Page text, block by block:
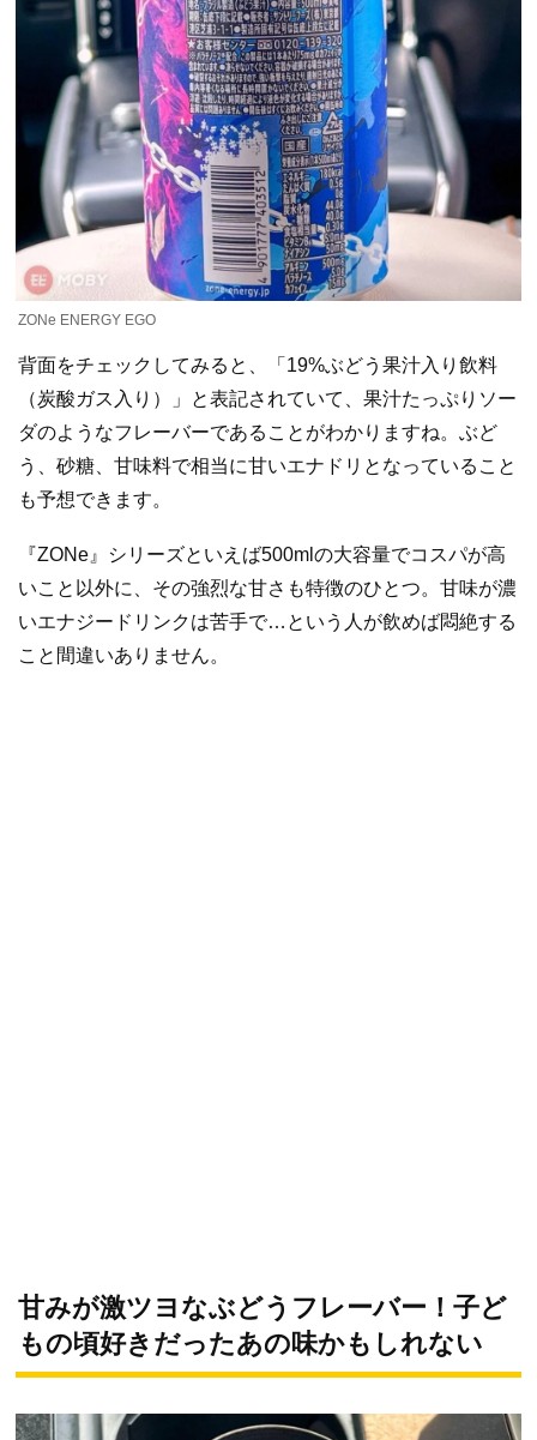
ZONe ENERGY EGO
背面をチェックしてみると、「19%ぶどう果汁入り飲料
（炭酸ガス入り）」と表記されていて、果汁たっぷりソー
ダのようなフレーバーであることがわかりますね。ぶど
う、砂糖、甘味料で相当に甘いエナドリとなっていること
も予想できます。
『ZONe』シリーズといえば500mlの大容量でコスパが高
いこと以外に、その強烈な甘さも特徴のひとつ。甘味が濃
いエナジードリンクは苦手で…という人が飲めば悶絶する
こと間違いありません。
甘みが激ツヨなぶどうフレーバー！子ど
もの頃好きだったあの味かもしれない